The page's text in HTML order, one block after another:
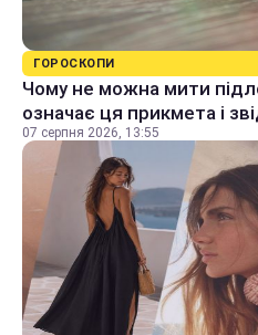
ГОРОСКОПИ
Чому не можна мити
означає ця прикмета і
07 серпня 2026, 13:55